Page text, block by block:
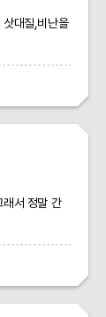
대질,비난을
래서 정말 간